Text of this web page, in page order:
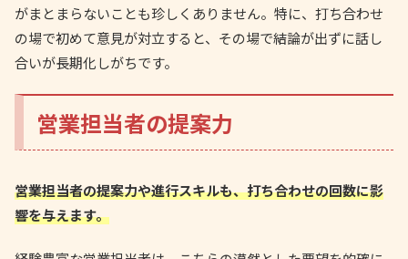
がまとまらないことも珍しくありません。特に、打ち合わせ
の場で初めて意見が対立すると、その場で結論が出ずに話し
合いが長期化しがちです。
営業担当者の提案力
営業担当者の提案力や進行スキルも、打ち合わせの回数に影
響を与えます。